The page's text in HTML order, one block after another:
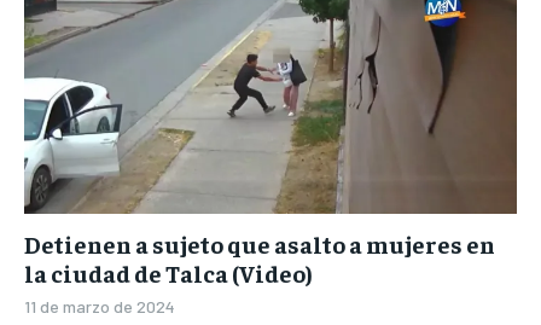
Detienen a sujeto que asalto a mujeres en
la ciudad de Talca (Video)
11 de marzo de 2024